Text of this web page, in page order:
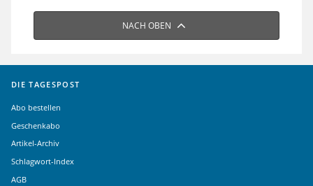
NACH OBEN
DIE TAGESPOST
Abo bestellen
Geschenkabo
Artikel-Archiv
Schlagwort-Index
AGB